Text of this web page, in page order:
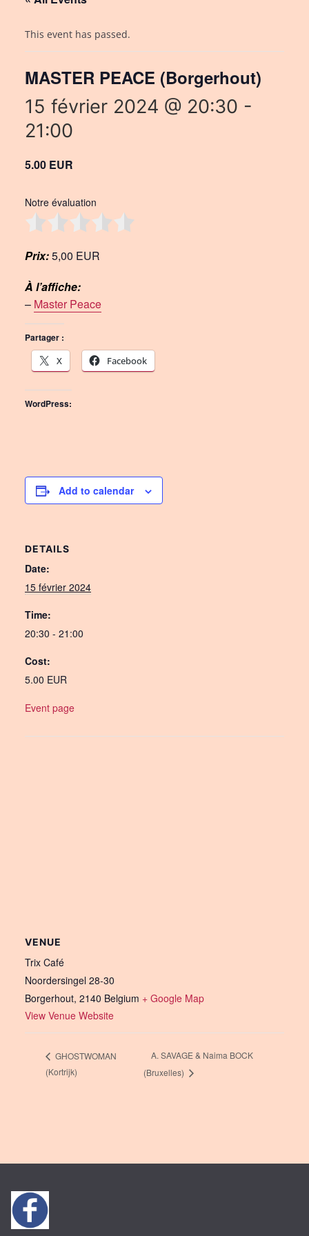
This event has passed.
MASTER PEACE (Borgerhout)
15 février 2024 @ 20:30 -
21:00
5.00 EUR
Notre évaluation
Prix:5,00 EUR
À l’affiche:
– Master Peace
Partager :
X
Facebook
WordPress:
Add to calendar
DETAILS
Date:
15 février 2024
Time:
20:30 - 21:00
Cost:
5.00 EUR
Event page
VENUE
Trix Café
Noordersingel 28-30
Borgerhout, 2140 Belgium + Google Map
View Venue Website
GHOSTWOMAN
(Kortrijk)
A. SAVAGE & Naima BOCK
(Bruxelles)